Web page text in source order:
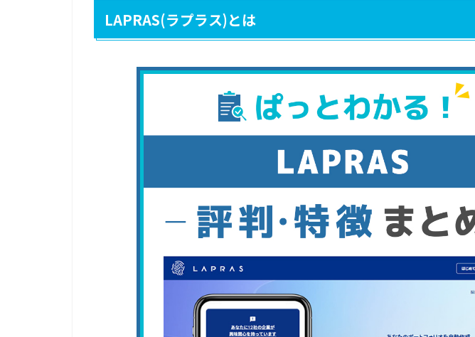
LAPRAS(ラプラス)とは